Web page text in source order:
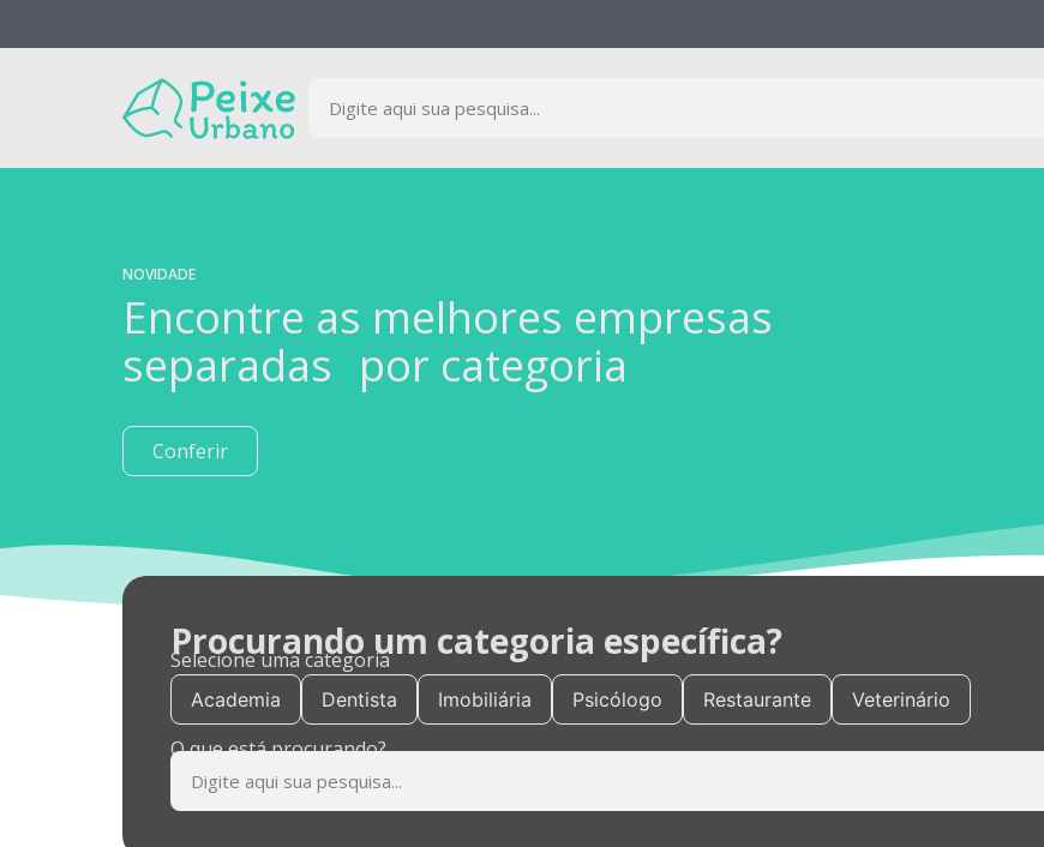
NOVIDADE
Encontre as melhores empresas
separadas por categoria
Conferir
Procurando um categoria específica?
Selecione uma categoria
Academia Dentista Imobiliária Psicólogo Restaurante Veterinário
O que está procurando?